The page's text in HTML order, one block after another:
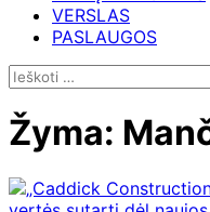
VERSLAS
PASLAUGOS
Ieškoti:
Žyma: